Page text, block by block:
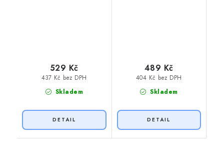
Skladem
437 Kč bez DPH
529 Kč
Skladem
404 Kč bez DPH
489 Kč